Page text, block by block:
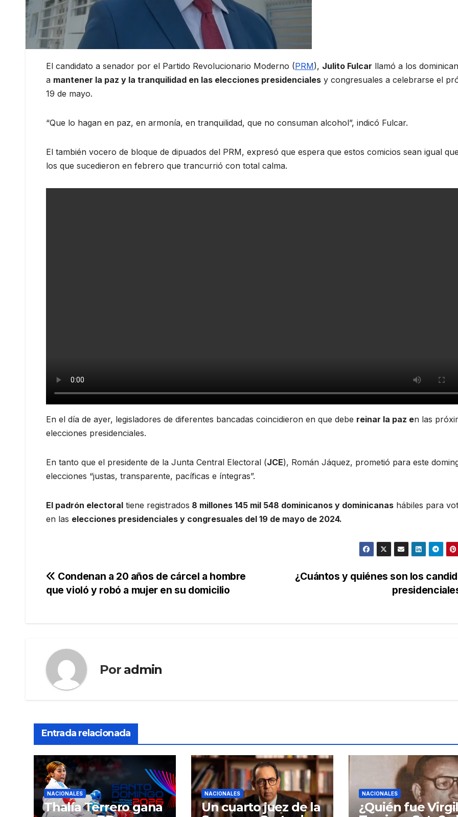
El candidato a senador por el Partido Revolucionario Moderno (PRM), Julito Fulcar llamó a los
a mantener la paz y la tranquilidad en las elecciones presidenciales y congresuales a celebrarse el
19 de mayo.
“Que lo hagan en paz, en armonía, en tranquilidad, que no consuman alcohol”, indicó Fulcar.
El también vocero de bloque de dipuados del PRM, expresó que espera que estos comicios sean igual
los que sucedieron en febrero que trancurrió con total calma.
En el día de ayer, legisladores de diferentes bancadas coincidieron en que debe reinar la paz en las
elecciones presidenciales.
En tanto que el presidente de la Junta Central Electoral (JCE), Román Jáquez, prometió para este
elecciones “justas, transparente, pacíficas e íntegras”.
El padrón electoral tiene registrados 8 millones 145 mil 548 dominicanos y dominicanas hábiles para
en las elecciones presidenciales y congresuales del 19 de mayo de 2024.
Navegación
de
¿Cuántos y quiénes son los
Condenan a 20 años de cárcel a hombre
que violó y robó a mujer en su domicilio
Por admin
Entrada relacionada
NACIONALES
Thalía Terrero gana
NACIONALES
Un cuarto juez de la
NACIONALES
¿Quién fue